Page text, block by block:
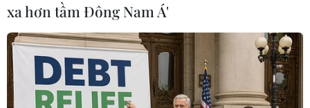
#Ca âm tính
Theo dõi VietnamPlus
xa hơn tầm Đông Nam Á'